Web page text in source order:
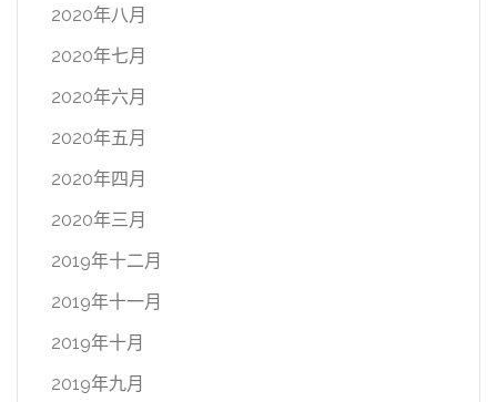
2020年八月
2020年七月
2020年六月
2020年五月
2020年四月
2020年三月
2019年十二月
2019年十一月
2019年十月
2019年九月